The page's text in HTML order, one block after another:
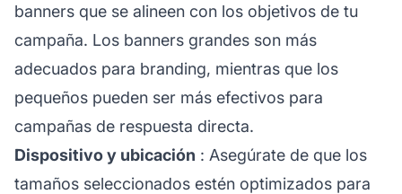
banners que se alineen con los objetivos de tu
campaña. Los banners grandes son más
adecuados para branding, mientras que los
pequeños pueden ser más efectivos para
campañas de respuesta directa.
Dispositivo y ubicación : Asegúrate de que los
tamaños seleccionados estén optimizados para